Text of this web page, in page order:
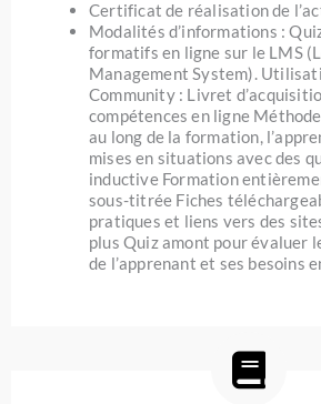
Certificat de réalisation de
Modalités d’informations :
formatifs en ligne sur le LMS
Management System).
Community : Livret
compétences en ligne
au long de la formation,
mises en situations avec des
inductive Formation
sous-titrée Fiches
pratiques et liens vers des
plus Quiz amont pour évaluer
de l’apprenant et ses besoins